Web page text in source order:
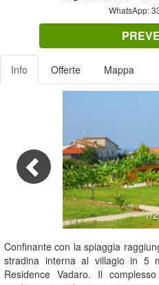
WhatsApp:
Info Offerte Mappa
1/
Confinante con la spiaggia
stradina interna al villagio in 5
Residence Vadaro. Il